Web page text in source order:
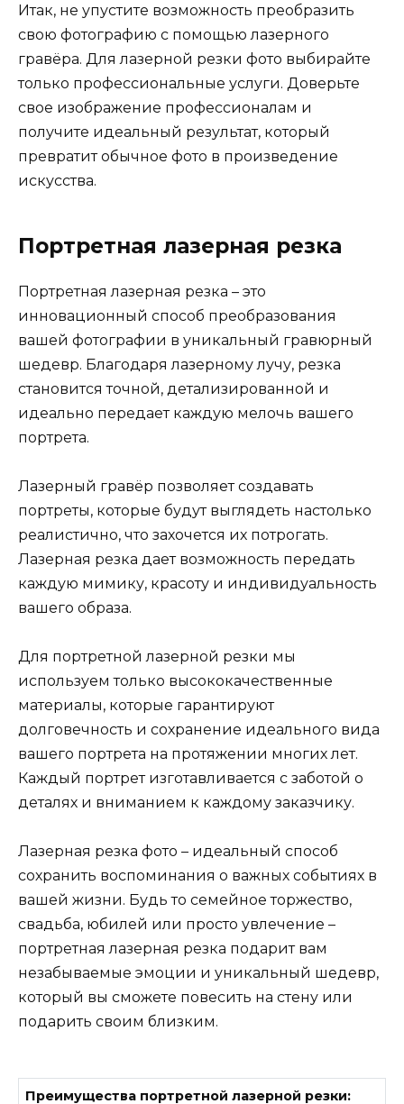
Итак, не упустите возможность преобразить
свою фотографию с помощью лазерного
гравёра. Для лазерной резки фото выбирайте
только профессиональные услуги. Доверьте
свое изображение профессионалам и
получите идеальный результат, который
превратит обычное фото в произведение
искусства.
Портретная лазерная резка
Портретная лазерная резка – это
инновационный способ преобразования
вашей фотографии в уникальный гравюрный
шедевр. Благодаря лазерному лучу, резка
становится точной, детализированной и
идеально передает каждую мелочь вашего
портрета.
Лазерный гравёр позволяет создавать
портреты, которые будут выглядеть настолько
реалистично, что захочется их потрогать.
Лазерная резка дает возможность передать
каждую мимику, красоту и индивидуальность
вашего образа.
Для портретной лазерной резки мы
используем только высококачественные
материалы, которые гарантируют
долговечность и сохранение идеального вида
вашего портрета на протяжении многих лет.
Каждый портрет изготавливается с заботой о
деталях и вниманием к каждому заказчику.
Лазерная резка фото – идеальный способ
сохранить воспоминания о важных событиях в
вашей жизни. Будь то семейное торжество,
свадьба, юбилей или просто увлечение –
портретная лазерная резка подарит вам
незабываемые эмоции и уникальный шедевр,
который вы сможете повесить на стену или
подарить своим близким.
Преимущества портретной лазерной резки: